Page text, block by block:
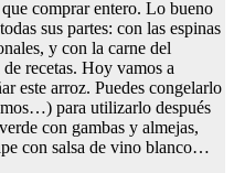
comprar entero. Lo bueno
sus partes: con las espinas
y con la carne del
recetas. Hoy vamos a
este arroz. Puedes congelarlo
para utilizarlo después
con gambas y almejas,
con salsa de vino blanco…